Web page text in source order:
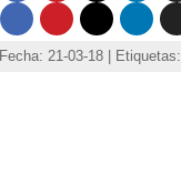
Fecha: 21-03-18 | Etiquetas: